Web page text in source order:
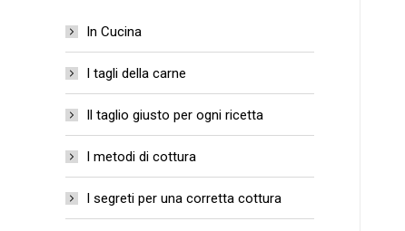
In Cucina
I tagli della carne
Il taglio giusto per ogni ricetta
I metodi di cottura
I segreti per una corretta cottura